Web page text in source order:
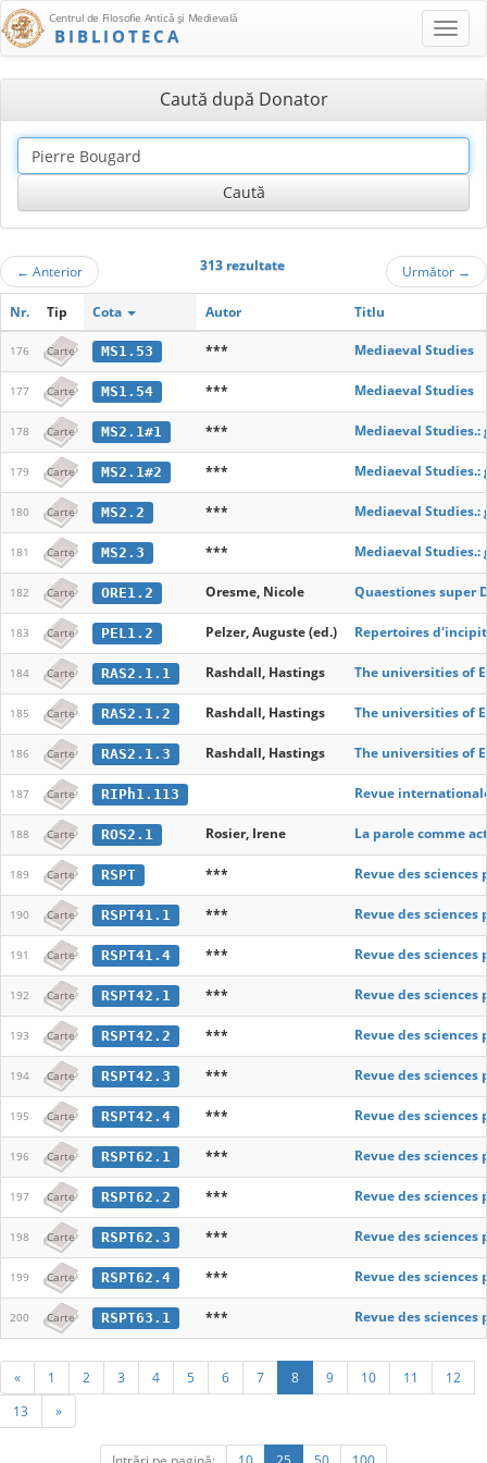
Centrul de Filosofie Antică şi Medievală
BIBLIOTECA
Caută după Donator
← Anterior 313 rezultate Următor →
Nr. Tip Cota Autor Titlu
176 Carte MS1.53 *** Mediaeval Studies
177 Carte MS1.54 *** Mediaeval Studies
178 Carte MS2.1#1 *** Mediaeval Studies.:
179 Carte MS2.1#2 *** Mediaeval Studies.:
180 Carte MS2.2 *** Mediaeval Studies.:
181 Carte MS2.3 *** Mediaeval Studies.:
182 Carte ORE1.2 Oresme, Nicole Quaestiones super
183 Carte PEL1.2 Pelzer, Auguste (ed.) Repertoires
184 Carte RAS2.1.1 Rashdall, Hastings The universities of
185 Carte RAS2.1.2 Rashdall, Hastings The universities of
186 Carte RAS2.1.3 Rashdall, Hastings The universities of
187 Carte RIPh1.113 Revue
188 Carte ROS2.1 Rosier, Irene La parole comme
189 Carte RSPT *** Revue des
190 Carte RSPT41.1 *** Revue des
191 Carte RSPT41.4 *** Revue des
192 Carte RSPT42.1 *** Revue des
193 Carte RSPT42.2 *** Revue des
194 Carte RSPT42.3 *** Revue des
195 Carte RSPT42.4 *** Revue des
196 Carte RSPT62.1 *** Revue des
197 Carte RSPT62.2 *** Revue des
198 Carte RSPT62.3 *** Revue des
199 Carte RSPT62.4 *** Revue des
200 Carte RSPT63.1 *** Revue des
« 1 2 3 4 5 6 7 8 9 10 11
12
13
»